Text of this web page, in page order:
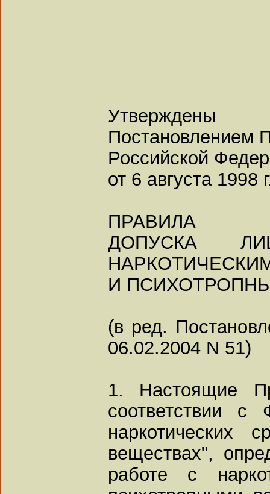
Утверждены
Постановлением
Российской
от 6 августа 1998
ПРАВИЛА
ДОПУСКА
И
(в ред.
06.02.2004 N 51)
1. Настоящие
соответствии
наркотических
веществах",
работе с